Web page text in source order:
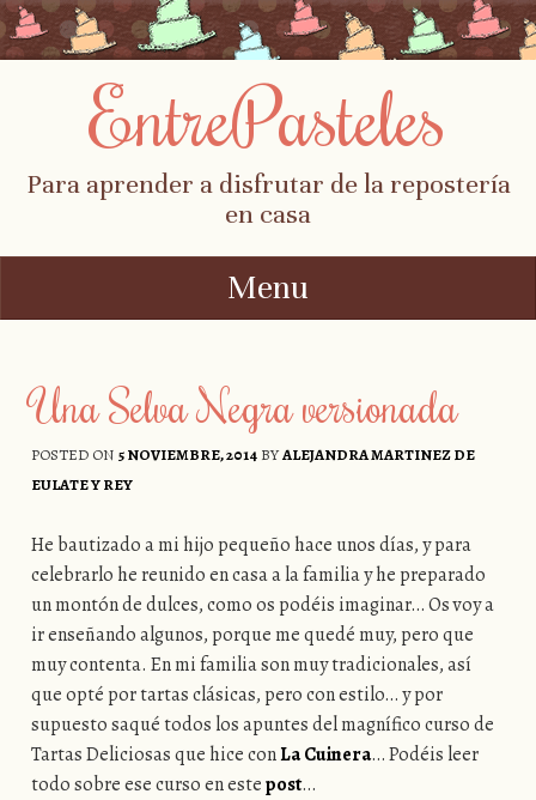
EntrePasteles
Para aprender a disfrutar de la repostería
en casa
Menu
Una Selva Negra versionada
POSTED ON 5 NOVIEMBRE, 2014BYALEJANDRA MARTINEZ DE
EULATE Y REY
He bautizado a mi hijo pequeño hace unos días, y para
celebrarlo he reunido en casa a la familia y he preparado
un montón de dulces, como os podéis imaginar… Os voy a
ir enseñando algunos, porque me quedé muy, pero que
muy contenta. En mi familia son muy tradicionales, así
que opté por tartas clásicas, pero con estilo… y por
supuesto saqué todos los apuntes del magnífico curso de
Tartas Deliciosas que hice conLa Cuinera… Podéis leer
todo sobre ese curso en estepost…